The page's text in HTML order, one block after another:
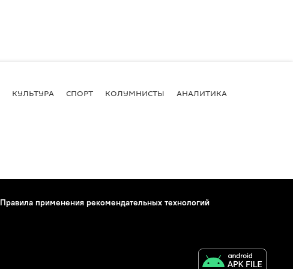
КУЛЬТУРА СПОРТ КОЛУМНИСТЫ АНАЛИТИКА
Правила применения рекомендательных технологий